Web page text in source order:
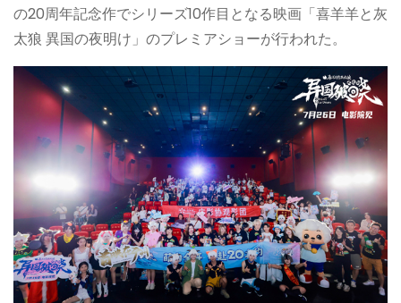
の20周年記念作でシリーズ10作目となる映画「喜羊羊と灰
太狼 異国の夜明け」のプレミアショーが行われた。